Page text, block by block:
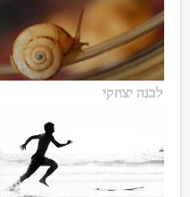
לבנה יצחקי